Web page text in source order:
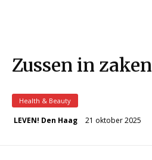
Zussen in zaken
Health & Beauty
LEVEN! Den Haag 21 oktober 2025